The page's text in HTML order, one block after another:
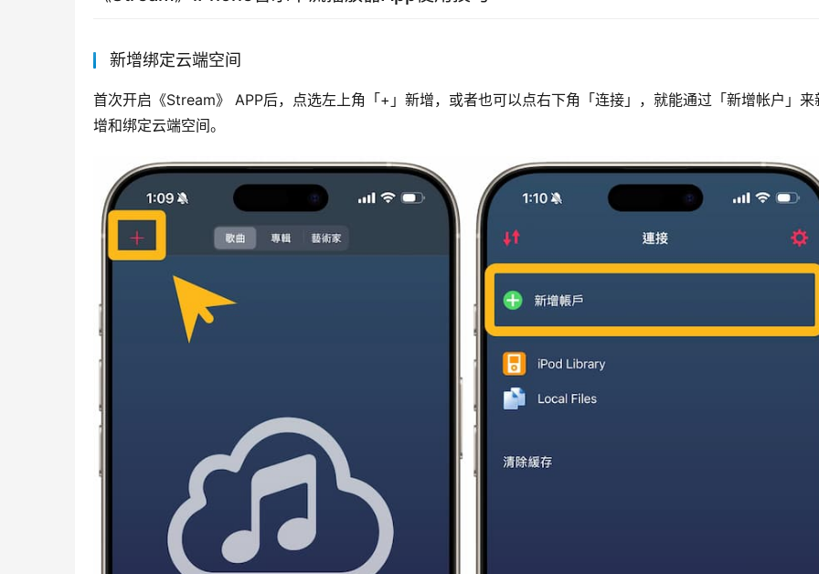
新增绑定云端空间
首次开启《Stream》 APP后，点选左上角「+」新增，或者也可以点右下角「连接」，就能通过「新增帐户」来
增和绑定云端空间。